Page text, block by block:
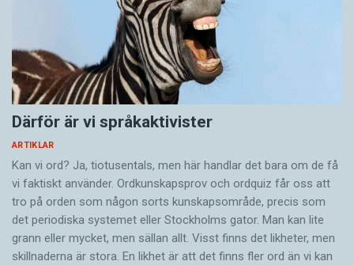
Därför är vi språkaktivister
ARTIKLAR
Kan vi ord? Ja, tiotusentals, men här handlar det bara om de få
vi faktiskt använder. Ordkunskapsprov och ordquiz får oss att
tro på orden som någon sorts kunskapsområde, precis som
det periodiska systemet eller Stockholms gator. Man kan lite
grann eller mycket, men sällan allt. Visst finns det likheter, men
skillnaderna är stora. En likhet är att det finns fler ord än vi kan